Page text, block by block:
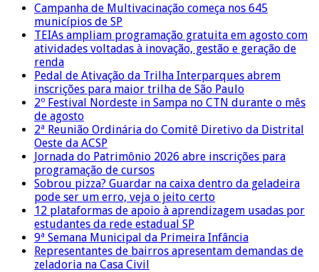
Campanha de Multivacinação começa nos 645
municípios de SP
TEIAs ampliam programação gratuita em agosto com
atividades voltadas à inovação, gestão e geração de
renda
Pedal de Ativação da Trilha Interparques abrem
inscrições para maior trilha de São Paulo
2º Festival Nordeste in Sampa no CTN durante o mês
de agosto
2ª Reunião Ordinária do Comitê Diretivo da Distrital
Oeste da ACSP
Jornada do Patrimônio 2026 abre inscrições para
programação de cursos
Sobrou pizza? Guardar na caixa dentro da geladeira
pode ser um erro, veja o jeito certo
12 plataformas de apoio à aprendizagem usadas por
estudantes da rede estadual SP
9ª Semana Municipal da Primeira Infância
Representantes de bairros apresentam demandas de
zeladoria na Casa Civil